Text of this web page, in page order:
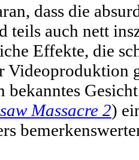
dass die
teils auch nett
Effekte, die
Videoproduktion
bekanntes
Massacre 2)